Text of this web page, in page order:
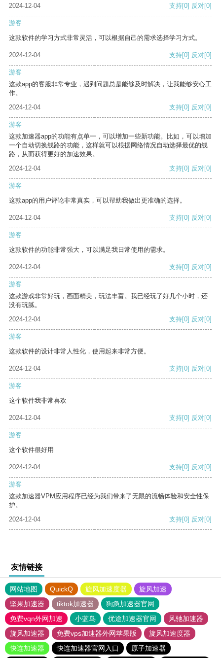
2024-12-04
支持[0] 反对[0]
游客
这款软件的学习方式非常灵活，可以根据自己的需求选择学习方式。
2024-12-04 支持[0] 反对[0]
游客
这款app的客服非常专业，遇到问题总是能够及时解决，让我能够安心工
作。
2024-12-04
支持[0] 反对[0]
游客
这款加速器app的功能有点单一，可以增加一些新功能。比如，可以增加
一个自动切换线路的功能，这样就可以根据网络情况自动选择最优的线
路，从而获得更好的加速效果。
2024-12-04
支持[0] 反对[0]
游客
这款app的用户评论非常真实，可以帮助我做出更准确的选择。
2024-12-04 支持[0] 反对[0]
游客
这款软件的功能非常强大，可以满足我日常使用的需求。
2024-12-04 支持[0] 反对[0]
游客
这款游戏非常好玩，画面精美，玩法丰富。我已经玩了好几个小时，还
没有玩腻。
2024-12-04
支持[0] 反对[0]
游客
这款软件的设计非常人性化，使用起来非常方便。
2024-12-04 支持[0] 反对[0]
游客
这个软件我非常喜欢
2024-12-04 支持[0] 反对[0]
游客
这个软件很好用
2024-12-04 支持[0] 反对[0]
游客
这款加速器VPM应用程序已经为我们带来了无限的流畅体验和安全性保
护。
2024-12-04
支持[0] 反对[0]
友情链接
网站地图 QuickQ 旋风加速度器
旋风加速
坚果加速器
tiktok加速器
狗急加速器官网
免费vqn外网加速
小蓝鸟 优途加速器官网
风驰加速器
旋风加速器
免费vps加速器外网苹果版
旋风加速度器
快连加速器
快连加速器官网入口 原子加速器